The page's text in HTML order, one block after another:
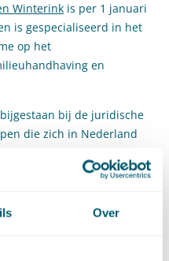
Over
Winterink is per 1 januari
is gespecialiseerd in het
op het
en
bij de juridische
die zich in Nederland
dat ik tot legal counsel
milieu- en